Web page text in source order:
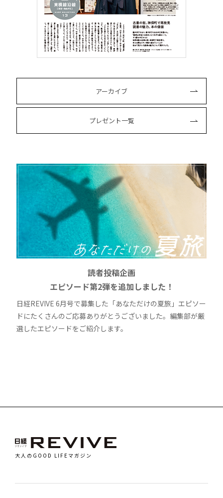
アーカイブ
プレゼント一覧
読者投稿企画
エピソード第2弾を追加しました！
日経REVIVE 6月号で募集した「あなただけの夏旅」エピソー
ドにたくさんのご応募ありがとうございました。編集部が厳
選したエピソードをご紹介します。
大人のGOOD LIFEマガジン